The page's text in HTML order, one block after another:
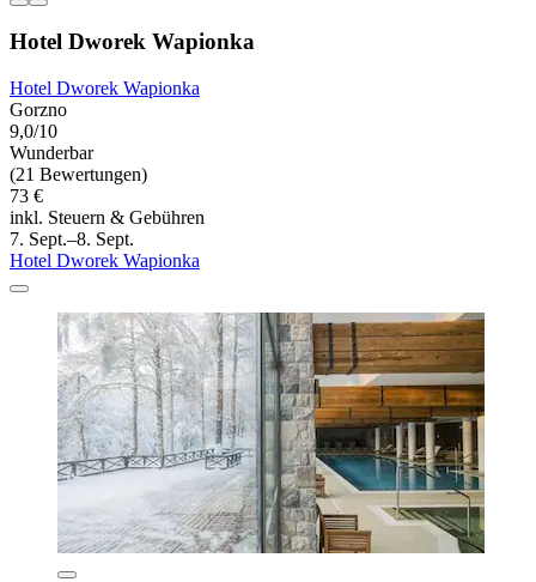
Hotel Dworek Wapionka
Hotel Dworek Wapionka
Gorzno
9,0/10
Wunderbar
(21 Bewertungen)
73 €
inkl. Steuern & Gebühren
7. Sept.–8. Sept.
Hotel Dworek Wapionka